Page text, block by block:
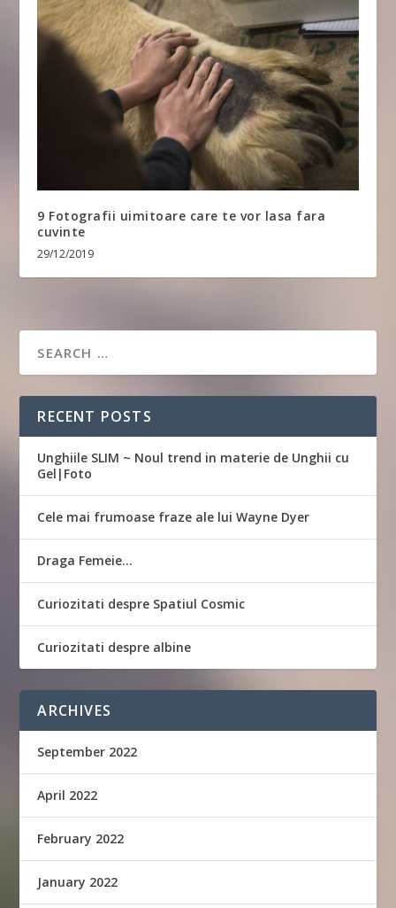
9 Fotografii uimitoare care te vor lasa fara
cuvinte
29/12/2019
RECENT POSTS
Unghiile SLIM ~ Noul trend in materie de Unghii cu
Gel|Foto
Cele mai frumoase fraze ale lui Wayne Dyer
Draga Femeie…
Curiozitati despre Spatiul Cosmic
Curiozitati despre albine
ARCHIVES
September 2022
April 2022
February 2022
January 2022